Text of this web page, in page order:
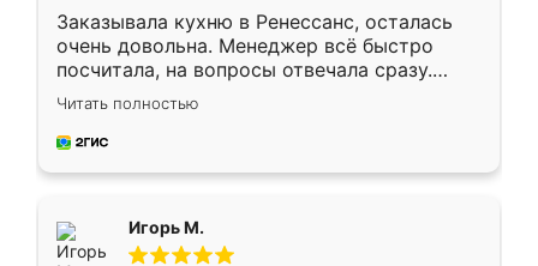
Заказывала кухню в Ренессанс, осталась
очень довольна. Менеджер всё быстро
посчитала, на вопросы отвечала сразу.
Замерщик приехал в субботу, подошёл к
делу со всей ответственностью. Собрали
за день, ребята работали аккуратно, даже
Читать полностью
Игорь М.